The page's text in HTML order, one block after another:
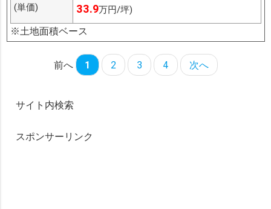
(単価)
33.9万円/坪)
※土地面積ベース
前へ 1 2 3 4 次へ
サイト内検索
スポンサーリンク